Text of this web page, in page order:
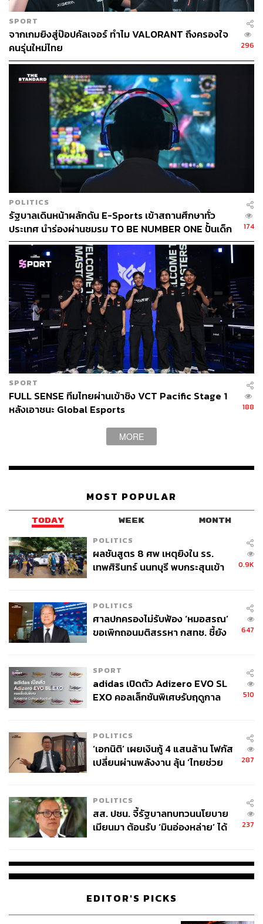
SPORT
จากเกมยิงสู่ป๊อปคัลเจอร์ ทำไม VALORANT ถึงครองใจ
คนรุ่นใหม่ไทย
296
POLITICS
รัฐบาลเดินหน้าผลักดัน E-Sports เข้าสถานศึกษาทั่ว
ประเทศ นำร่องผ่านชมรม TO BE NUMBER ONE ปั้นเด็ก
ไทยสู่สนามแข่งระดับโลก
174
SPORT
FULL SENSE ทีมไทยผ่านเข้าชิง VCT Pacific Stage 1
หลังเอาชนะ Global Esports
188
MORE
MOST POPULAR
TODAY WEEK MONTH
POLITICS
ผลชันสูตร 8 ศพ เหตุยิงใน รร.
เทพศิรินทร์ นนทบุรี พบกระสุนเข้า
0.9K
POLITICS
ศาลปกครองไม่รับฟ้อง ‘หมอสรณ’
ขอเพิกถอนมติสรรหา กสทช. ชี้ยัง
647
SPORT
adidas เปิดตัว Adizero EVO SL
EXO คอลเล็กชันพิเศษรับฤดูกาล
510
POLITICS
‘เอกนิติ’ เผยเงินกู้ 4 แสนล้าน โฟกัส
เปลี่ยนผ่านพลังงาน ลุ้น ‘ไทยช่วย
287
POLITICS
สส. ปชน. จี้รัฐบาลทบทวนนโยบาย
เมียนมา ต้อนรับ ‘มินอ่องหล่าย’ ได้
237
EDITOR'S PICKS